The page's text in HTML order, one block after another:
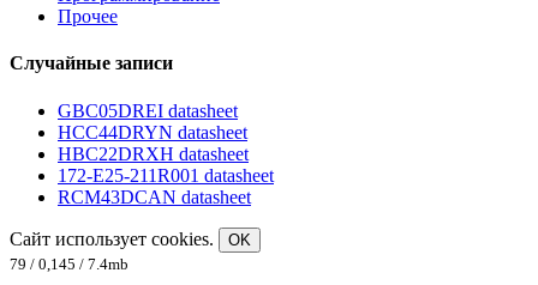
Прочее
Случайные записи
GBC05DREI datasheet
HCC44DRYN datasheet
HBC22DRXH datasheet
172-E25-211R001 datasheet
RCM43DCAN datasheet
Сайт использует cookies.
OK
79 / 0,145 / 7.4mb